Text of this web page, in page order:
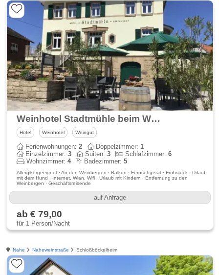
Weinhotel Stadtmühle beim Weingut Schauß
Hotel Weinhotel Weingut
Ferienwohnungen:2 Doppelzimmer:1
Einzelzimmer:3 Suiten:3 Schlafzimmer:6
Wohnzimmer:4 Badezimmer:5
Allergikergeeignet · An den Weinbergen · Balkon · Fernsehgerät · Frühstück · Urlaub
mit dem Hund · Internet, Wlan, Wifi · Urlaub mit Kindern · Entfernung zu den
Weinbergen · Geschäftsreisende
auf Anfrage
ab € 79,00
für 1 Person/Nacht
Nahe Naheweinstraße Schloßböckelheim